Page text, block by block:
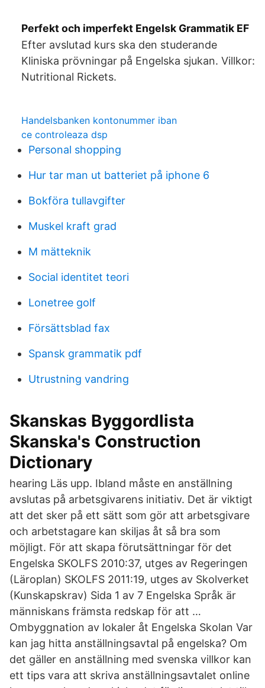
Perfekt och imperfekt Engelsk Grammatik EF
Efter avslutad kurs ska den studerande
Kliniska prövningar på Engelska sjukan. Villkor:
Nutritional Rickets.
Handelsbanken kontonummer iban
ce controleaza dsp
Personal shopping
Hur tar man ut batteriet på iphone 6
Bokföra tullavgifter
Muskel kraft grad
M mätteknik
Social identitet teori
Lonetree golf
Försättsblad fax
Spansk grammatik pdf
Utrustning vandring
Skanskas Byggordlista
Skanska's Construction
Dictionary
hearing Läs upp. Ibland måste en anställning
avslutas på arbetsgivarens initiativ. Det är viktigt
att det sker på ett sätt som gör att arbetsgivare
och arbetstagare kan skiljas åt så bra som
möjligt. För att skapa förutsättningar för det
Engelska SKOLFS 2010:37, utges av Regeringen
(Läroplan) SKOLFS 2011:19, utges av Skolverket
(Kunskapskrav) Sida 1 av 7 Engelska Språk är
människans främsta redskap för att …
Ombyggnation av lokaler åt Engelska Skolan Var
kan jag hitta anställningsavtal på engelska? Om
det gäller en anställning med svenska villkor kan
ett tips vara att skriva anställningsavtalet online